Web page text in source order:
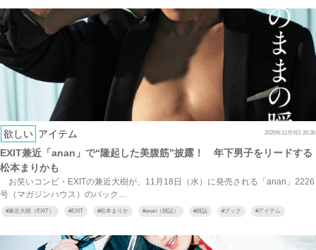
欲しい アイテム 2020年11月9日 20:30
EXIT兼近「anan」で“隆起した美腹筋”披露！ 年下男子をリードする
松本まりかも
お笑いコンビ・EXITの兼近大樹が、11月18日（水）に発売される「anan」2226
号（マガジンハウス）のバック…
#兼近大樹（EXIT） #EXIT #松本まりか #anan（雑誌） #雑誌 #ブック #アイテム